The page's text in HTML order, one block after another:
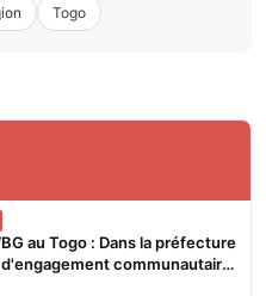
Togo
au Togo : Dans la préfecture
communautaire